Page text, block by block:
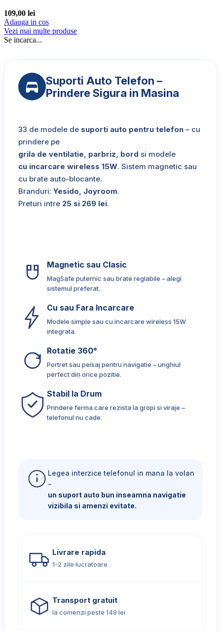
109,00 lei
Adauga in cos
Vezi mai multe produse
Se incarca...
Suporti Auto Telefon –
Prindere Sigura in Masina
33 de modele de suporti auto pentru telefon – cu
prindere pe
grila de ventilatie, parbriz, bord si modele
cu incarcare wireless 15W. Sistem magnetic sau
cu brate auto-blocante.
Branduri: Yesido, Joyroom.
Preturi intre 25 si 269 lei.
Magnetic sau Clasic
MagSafe puternic sau brate reglabile – alegi
sistemul preferat.
Cu sau Fara Incarcare
Modele simple sau cu incarcare wireless 15W
integrata.
Rotatie 360°
Portret sau peisaj pentru navigatie – unghiul
perfect din orice pozitie.
Stabil la Drum
Prindere ferma care rezista la gropi si viraje –
telefonul nu cade.
Legea interzice telefonul in mana la volan
–
un suport auto bun inseamna navigatie
vizibila si amenzi evitate.
Livrare rapida
1-2 zile lucratoare
Transport gratuit
la comenzi peste 149 lei